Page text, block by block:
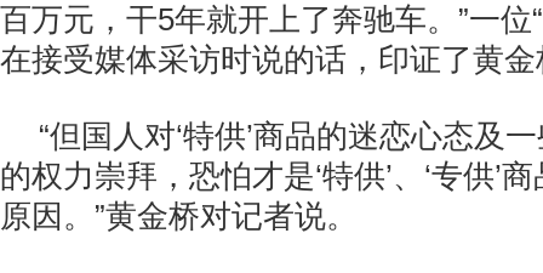
百万元，干5年就开上了奔驰车。”一位
在接受媒体采访时说的话，印证了黄
“但国人对‘特供’商品的迷恋心态及
的权力崇拜，恐怕才是‘特供’、‘专供’
原因。”黄金桥对记者说。